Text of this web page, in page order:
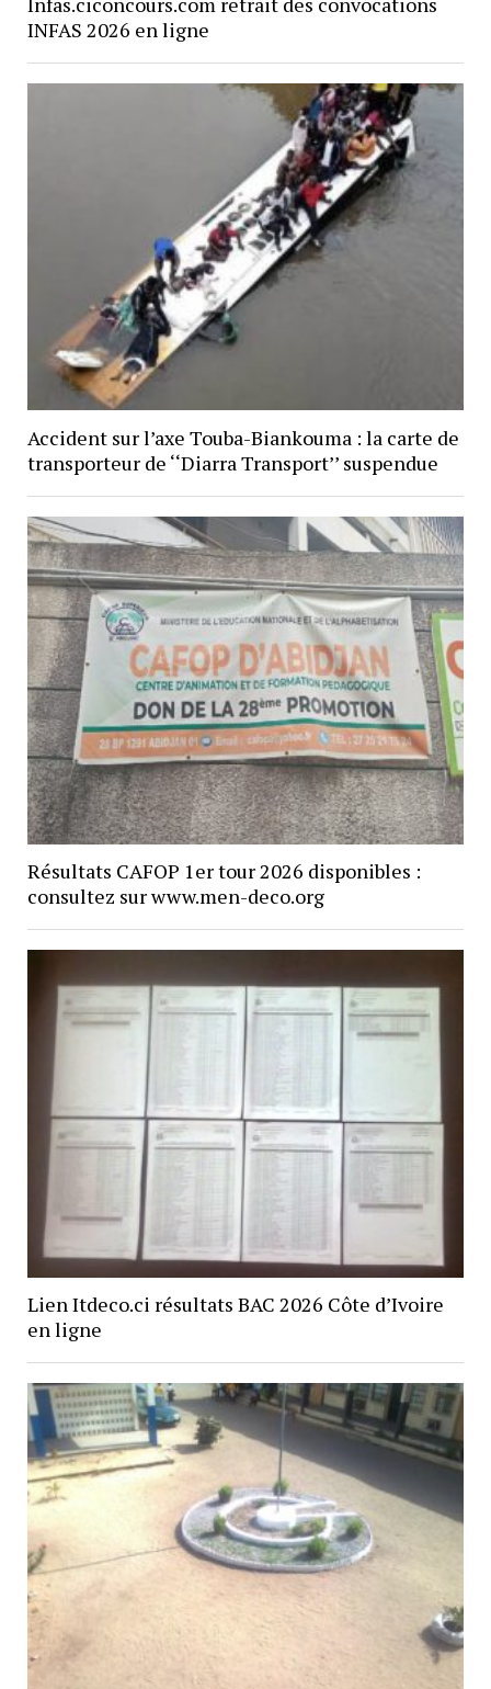
INFAS 2026 en ligne
Accident sur l’axe Touba-Biankouma : la carte de
transporteur de ‘‘Diarra Transport’’ suspendue
Résultats CAFOP 1er tour 2026 disponibles :
consultez sur www.men-deco.org
Lien Itdeco.ci résultats BAC 2026 Côte d’Ivoire
en ligne